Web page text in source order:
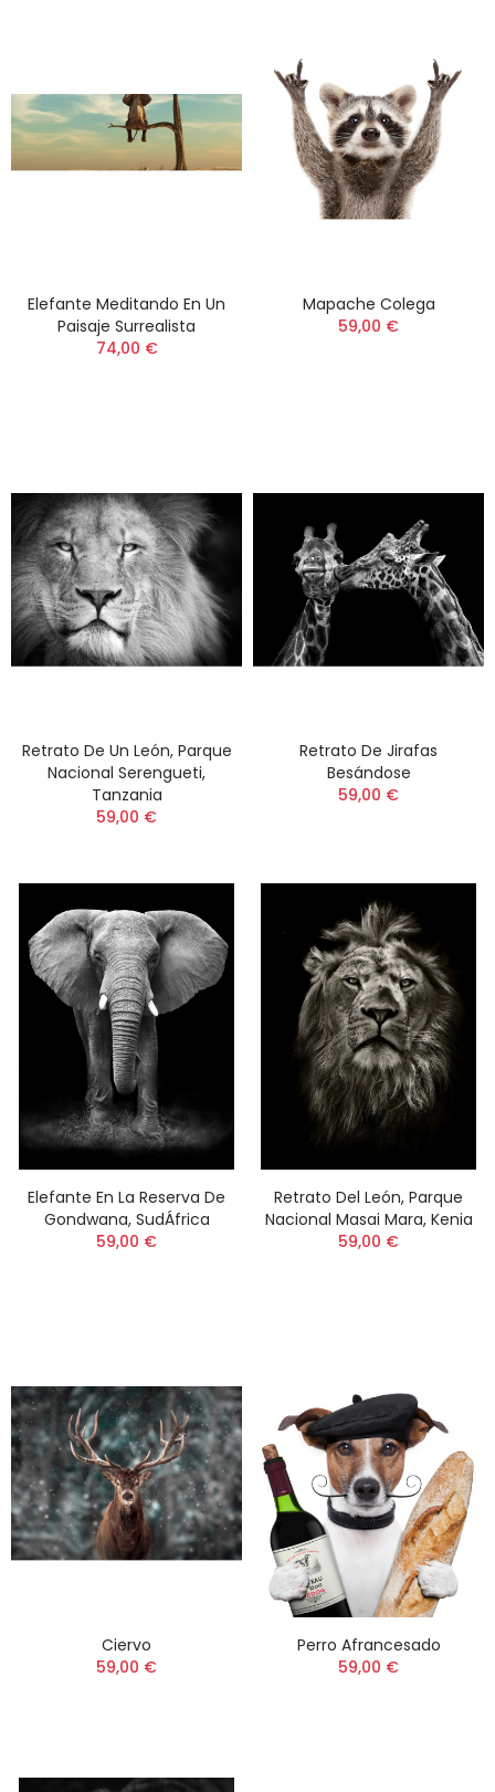
Elefante Meditando En Un
Paisaje Surrealista
74,00 €
Mapache Colega
59,00 €
Retrato De Un León, Parque
Nacional Serengueti,
Tanzania
59,00 €
Retrato De Jirafas
Besándose
59,00 €
Elefante En La Reserva De
Gondwana, SudÁfrica
59,00 €
Retrato Del León, Parque
Nacional Masai Mara, Kenia
59,00 €
Ciervo
59,00 €
Perro Afrancesado
59,00 €